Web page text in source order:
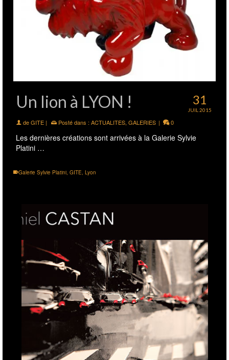
31
JUIL 2015
Un lion à LYON !
deGITE | Posté dans : ACTUALITES, GALERIES | 0
Les dernières créations sont arrivées à la Galerie Sylvie
Platini …
Galerie Sylvie Platini GITE Lyon